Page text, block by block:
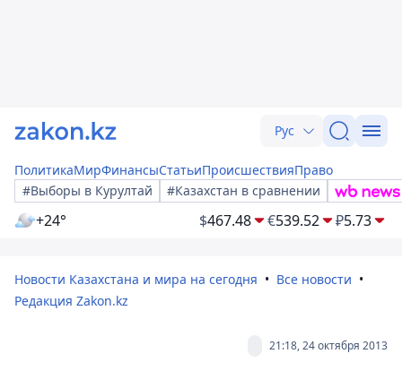
Рус
ПолитикаМирФинансыСтатьиПроисшествияПраво
#Выборы в Курултай
#Казахстан в сравнении
+24° $467.48 €539.52 ₽5.73
Новости Казахстана и мира на сегодня
Все новости
Редакция Zakon.kz
21:18, 24 октября 2013